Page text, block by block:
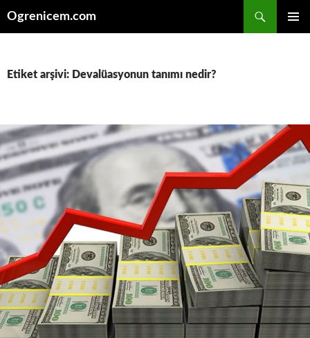
Ogrenicem.com
Etiket arşivi: Devalüasyonun tanımı nedir?